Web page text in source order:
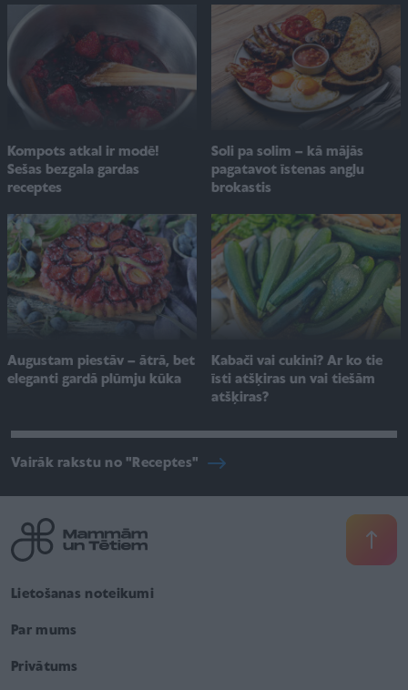
Kompots atkal ir modē!
Sešas bezgala gardas
receptes
Soli pa solim – kā mājās
pagatavot īstenas angļu
brokastis
Augustam piestāv – ātrā, bet
eleganti gardā plūmju kūka
Kabači vai cukini? Ar ko tie
īsti atšķiras un vai tiešām
atšķiras?
Vairāk rakstu no "Receptes"
Lietošanas noteikumi
Par mums
Privātums